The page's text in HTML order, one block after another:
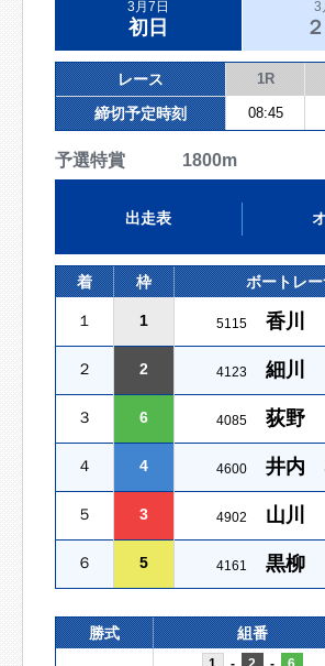
3月7日
初日
3
レース 1R
締切予定時刻 08:45
予選特賞 1800m
出走表
着 枠 ボートレ
１ 1 5115 香
２ 2 4123 細
３ 6 4085 荻
４ 4 4600 井内
５ 3 4902 山
６ 5 4161 黒
勝式 組番